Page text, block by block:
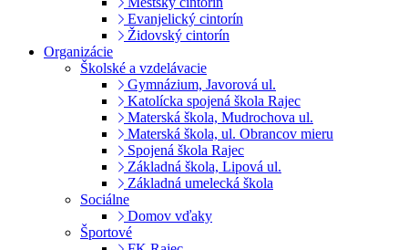
Evanjelický cintorín
Židovský cintorín
Organizácie
Školské a vzdelávacie
Gymnázium, Javorová ul.
Katolícka spojená škola Rajec
Materská škola, Mudrochova ul.
Materská škola, ul. Obrancov mieru
Spojená škola Rajec
Základná škola, Lipová ul.
Základná umelecká škola
Sociálne
Domov vďaky
Športové